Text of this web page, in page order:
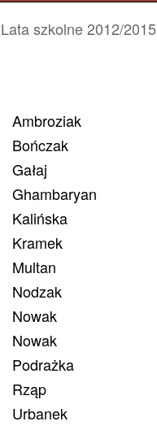
Lata szkolne 2012/2015
Ambroziak
Bończak
Gałaj
Ghambaryan
Kalińska
Kramek
Multan
Nodzak
Nowak
Nowak
Podrażka
Rząp
Urbanek